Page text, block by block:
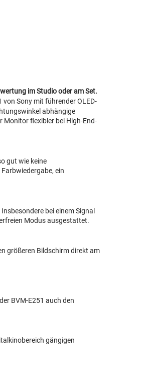
im Studio oder am Set.
Sony mit führender OLED-
abhängige
Monitor flexibler bei High-End-
gut wie keine
ein
bei einem Signal
Modus ausgestattet.
größeren Bildschirm direkt am
BVM-E251 auch den
gängigen